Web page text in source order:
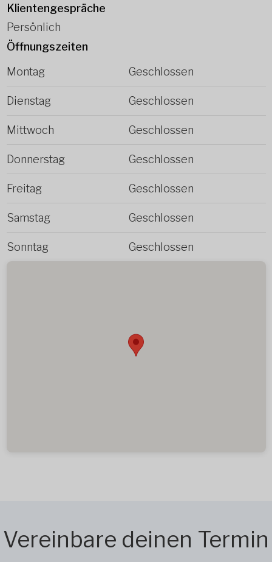
Klientengespräche
Persönlich
Öffnungszeiten
Montag
Geschlossen
Dienstag Geschlossen
Mittwoch Geschlossen
Donnerstag Geschlossen
Freitag Geschlossen
Samstag Geschlossen
Sonntag Geschlossen
Vereinbare deinen Termin